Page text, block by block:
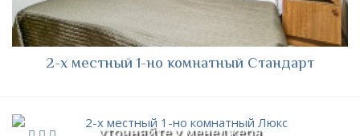
2-х местный 1-но комнатный Стандарт
уточняйте у менеджера